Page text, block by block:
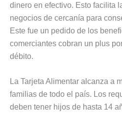
dinero en efectivo. Esto facilita
negocios de cercanía para
Este fue un pedido de los
comerciantes cobran un plus
débito.
La Tarjeta Alimentar alcanza a
familias de todo el país. Los
deben tener hijos de hasta 14